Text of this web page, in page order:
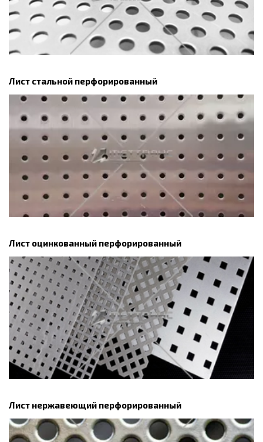
Лист стальной перфорированный
Лист оцинкованный перфорированный
Лист нержавеющий перфорированный